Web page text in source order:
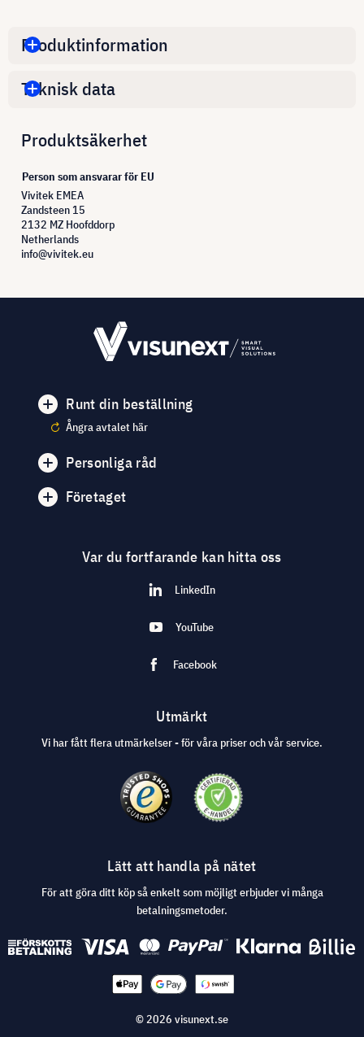
Produktinformation
Teknisk data
Produktsäkerhet
Person som ansvarar för EU
Vivitek EMEA
Zandsteen 15
2132 MZ Hoofddorp
Netherlands
info@vivitek.eu
Runt din beställning
Ångra avtalet här
Personliga råd
Företaget
Var du fortfarande kan hitta oss
LinkedIn
YouTube
Facebook
Utmärkt
Vi har fått flera utmärkelser - för våra priser och vår service.
Lätt att handla på nätet
För att göra ditt köp så enkelt som möjligt erbjuder vi många
betalningsmetoder.
© 2026 visunext.se